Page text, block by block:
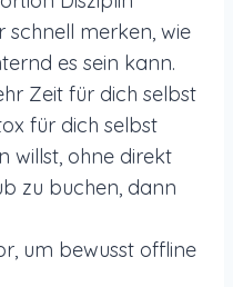
schnell merken, wie
es sein kann.
Zeit für dich selbst
für dich selbst
willst, ohne direkt
zu buchen, dann
um bewusst offline